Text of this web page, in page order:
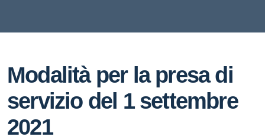
Modalità per la presa di
servizio del 1 settembre
2021